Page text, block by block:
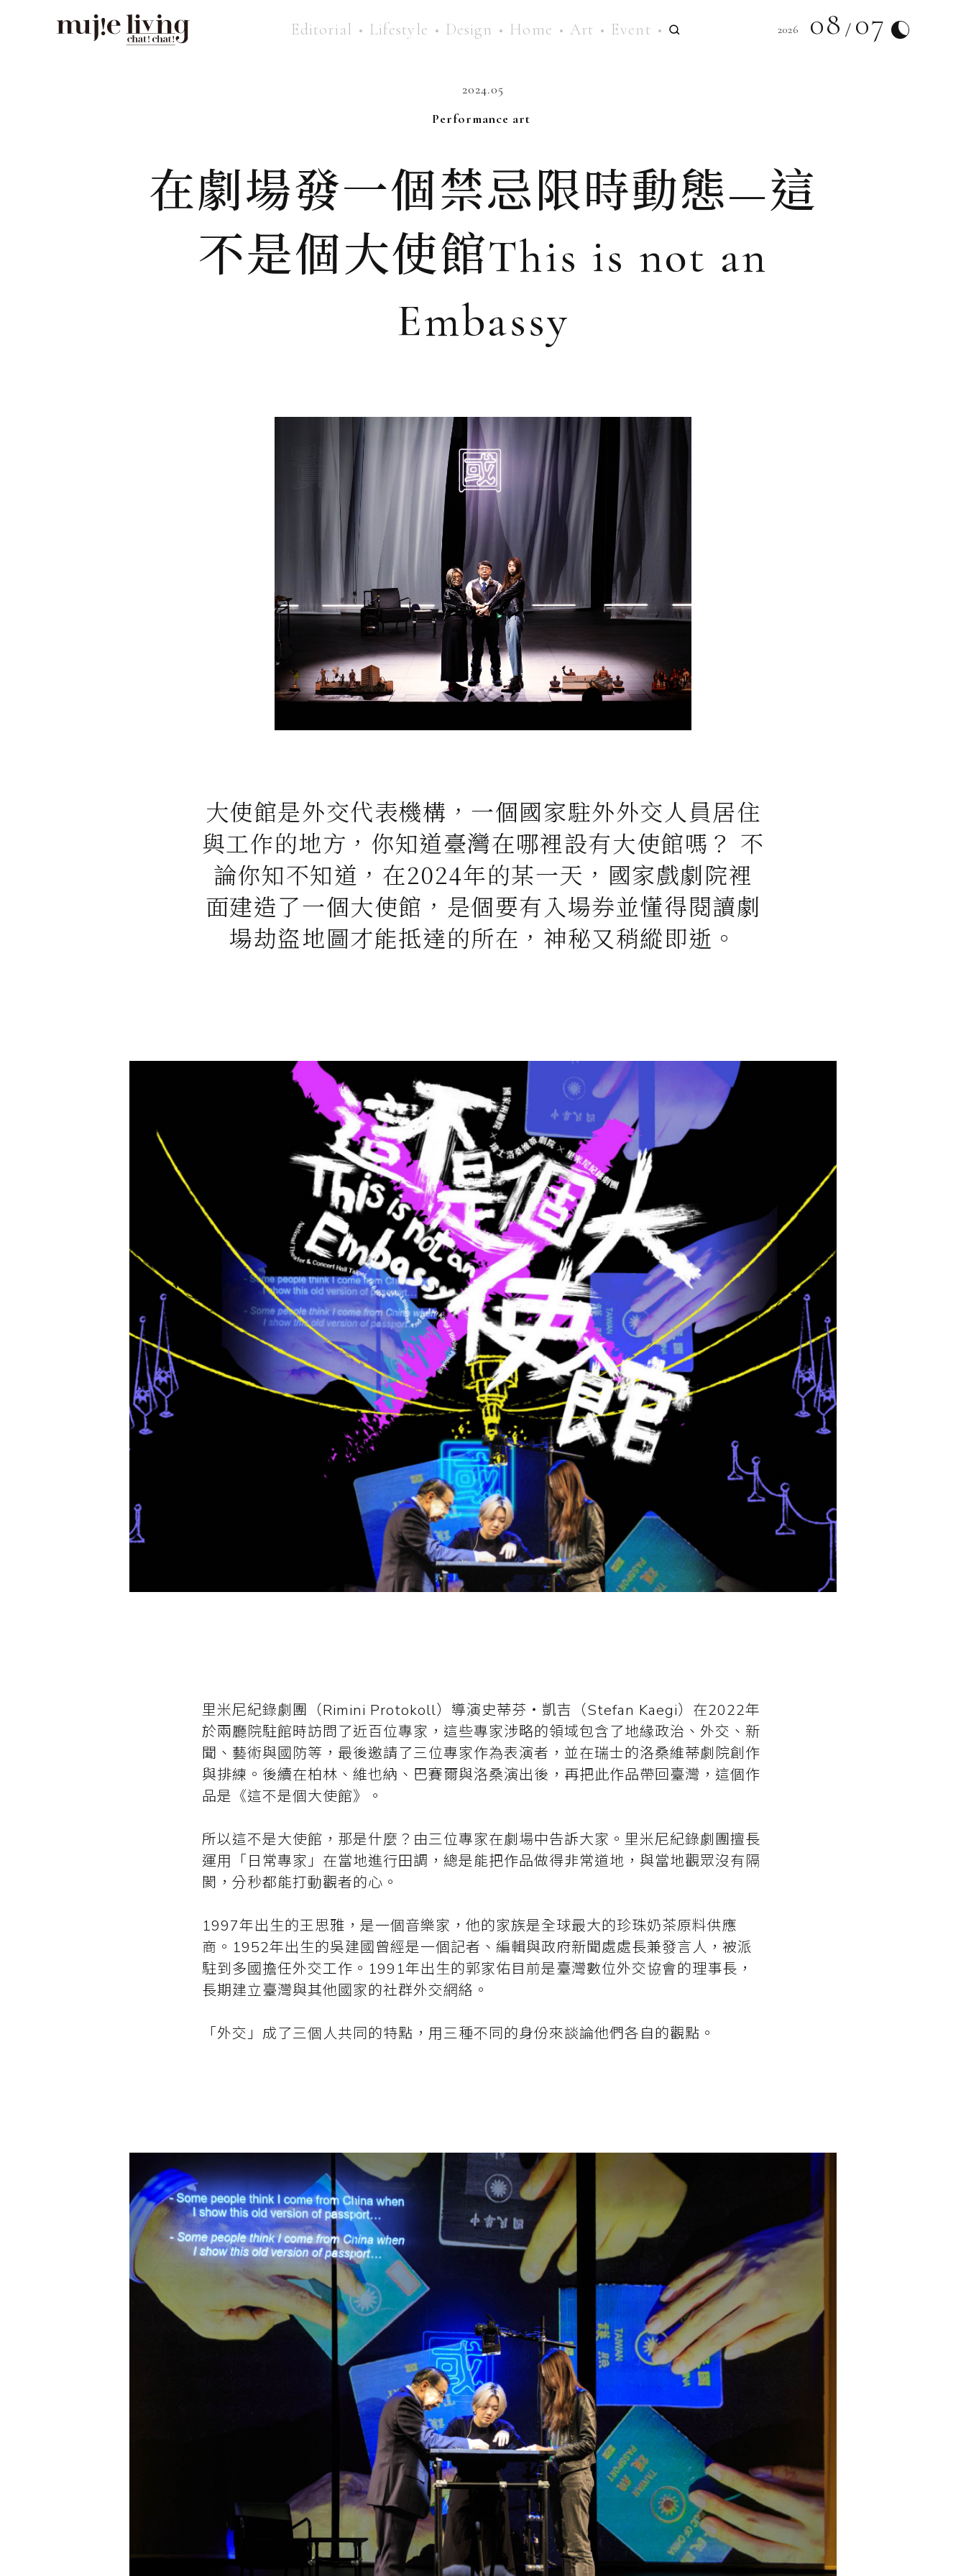
Editorial Lifestyle Design Home Art Event 2026 08 07
2024.05
Performance art
在劇場發一個禁忌限時動態—這
不是個大使館This is not an
Embassy
大使館是外交代表機構，一個國家駐外外交人員居住
與工作的地方，你知道臺灣在哪裡設有大使館嗎？ 不
論你知不知道，在2024年的某一天，國家戲劇院裡
面建造了一個大使館，是個要有入場券並懂得閱讀劇
場劫盜地圖才能抵達的所在，神秘又稍縱即逝。
里米尼紀錄劇團（Rimini Protokoll）導演史蒂芬・凱吉（Stefan Kaegi）在2022年
於兩廳院駐館時訪問了近百位專家，這些專家涉略的領域包含了地緣政治、外交、新
聞、藝術與國防等，最後邀請了三位專家作為表演者，並在瑞士的洛桑維蒂劇院創作
與排練。後續在柏林、維也納、巴賽爾與洛桑演出後，再把此作品帶回臺灣，這個作
品是《這不是個大使館》。
所以這不是大使館，那是什麼？由三位專家在劇場中告訴大家。里米尼紀錄劇團擅長
運用「日常專家」在當地進行田調，總是能把作品做得非常道地，與當地觀眾沒有隔
閡，分秒都能打動觀者的心。
1997年出生的王思雅，是一個音樂家，他的家族是全球最大的珍珠奶茶原料供應
商。1952年出生的吳建國曾經是一個記者、編輯與政府新聞處處長兼發言人，被派
駐到多國擔任外交工作。1991年出生的郭家佑目前是臺灣數位外交協會的理事長，
長期建立臺灣與其他國家的社群外交網絡。
「外交」成了三個人共同的特點，用三種不同的身份來談論他們各自的觀點。